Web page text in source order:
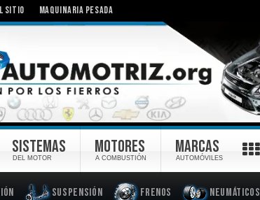
SITIO MAQUINARIA PESADA
Suspensión Frenos Neumáticos
SISTEMAS
DEL MOTOR
MOTORES
A COMBUSTIÓN
MARCAS
AUTOMÓVILES